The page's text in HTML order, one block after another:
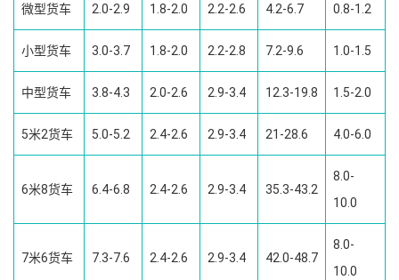
微型货车 2.0-2.9 1.8-2.0 2.2-2.6 4.2-6.7 0.8-1.2
小型货车 3.0-3.7 1.8-2.0 2.2-2.8 7.2-9.6 1.0-1.5
中型货车 3.8-4.3 2.0-2.6 2.9-3.4 12.3-19.8 1.5-2.0
5米2货车 5.0-5.2 2.4-2.6 2.9-3.4 21-28.6 4.0-6.0
6米8货车 6.4-6.8 2.4-2.6 2.9-3.4 35.3-43.2
8.0-
10.0
7米6货车 7.3-7.6 2.4-2.6 2.9-3.4 42.0-48.7
8.0-
10.0